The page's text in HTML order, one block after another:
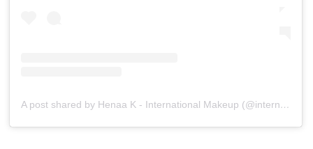
A post shared by Henaa K - International Makeup (@internationalmakeup_original)